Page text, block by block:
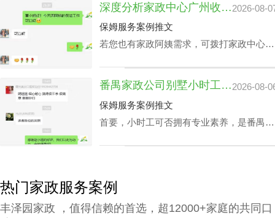
职。 2、为保障客户权利，需对家政管家做
一丝不苟背景调查，完成实名核查、犯罪记
录验证、个人信用报告查询等。 3、广州高
选项，为所有的顾客筹办家政管家方案。
4、要与所有的顾客签署条约，提供项目及
广州家政中心流程价位需列明。
深度分析家政中心广州收费与业务技能专长关系2026-08-
保姆服务案例推文
若您也有家政阿姨需求，可拨打家政中心广
姨。
番禺家政公司别墅小时工收费会因雇主要求而变动？2026-08-
保姆服务案例推文
首要，小时工可否拥有专业素养，是番禺家
公司别墅小时工收费都是紧密依赖的。
热门家政服务案例
丰泽园家政 ，值得信赖的首选，超12000+家庭的共同口